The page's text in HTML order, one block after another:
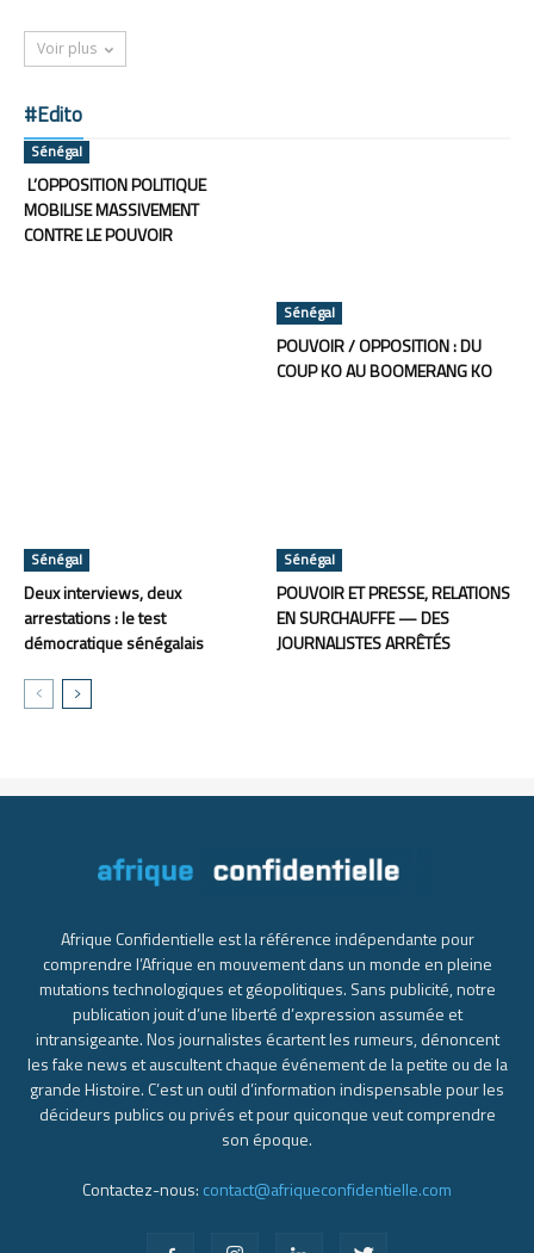
Voir plus
#Edito
Sénégal
L’OPPOSITION POLITIQUE
MOBILISE MASSIVEMENT
CONTRE LE POUVOIR
Sénégal
POUVOIR / OPPOSITION : DU
COUP KO AU BOOMERANG KO
Sénégal
Deux interviews, deux
arrestations : le test
démocratique sénégalais
Sénégal
POUVOIR ET PRESSE, RELATIONS
EN SURCHAUFFE — DES
JOURNALISTES ARRÊTÉS
Afrique Confidentielle est la référence indépendante pour
comprendre l’Afrique en mouvement dans un monde en pleine
mutations technologiques et géopolitiques. Sans publicité, notre
publication jouit d’une liberté d’expression assumée et
intransigeante. Nos journalistes écartent les rumeurs, dénoncent
les fake news et auscultent chaque événement de la petite ou de la
grande Histoire. C’est un outil d’information indispensable pour les
décideurs publics ou privés et pour quiconque veut comprendre
son époque.
Contactez-nous: contact@afriqueconfidentielle.com